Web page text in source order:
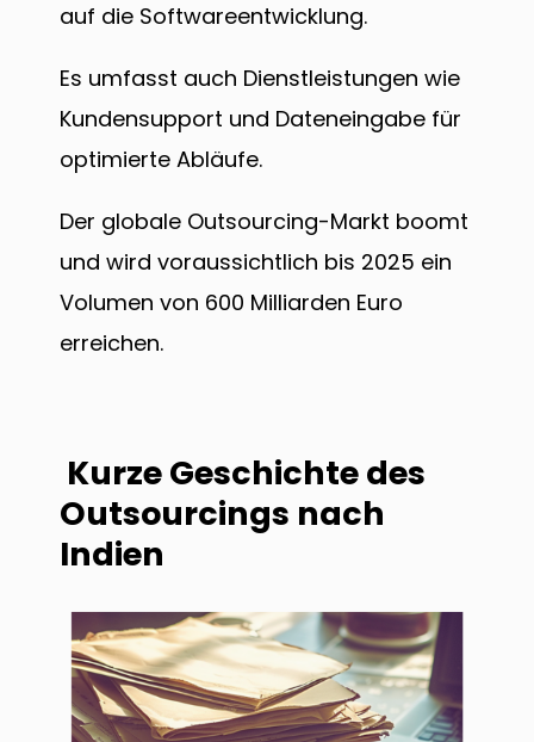
auf die Softwareentwicklung.
Es umfasst auch Dienstleistungen wie
Kundensupport und Dateneingabe für
optimierte Abläufe.
Der globale Outsourcing-Markt boomt
und wird voraussichtlich bis 2025 ein
Volumen von 600 Milliarden Euro
erreichen.
Kurze Geschichte des
Outsourcings nach
Indien